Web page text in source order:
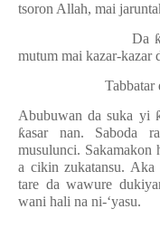
tsoron Allah, mai
Da
mutum mai kazar-kazar
Abubuwan da suka yi
ƙasar nan. Saboda
musulunci. Sakamakon
a cikin zukatansu.
tare da wawure
wani hali na ni-‘yasu.